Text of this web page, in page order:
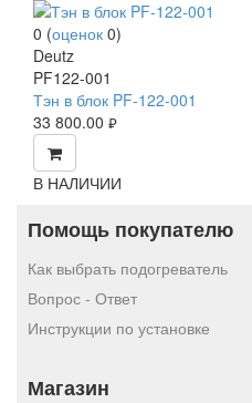
0 (оценок 0)
Deutz
PF122-001
Тэн в блок PF-122-001
33 800.00 руб.
В НАЛИЧИИ
Помощь покупателю
Как выбрать подогреватель
Вопрос - Ответ
Инструкции по установке
Магазин